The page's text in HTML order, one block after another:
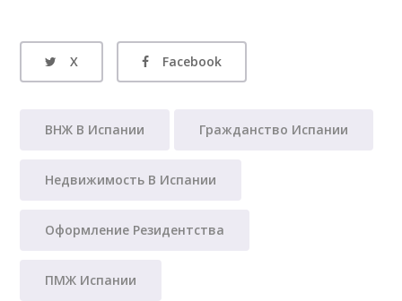
X Facebook
ВНЖ В Испании Гражданство Испании
Недвижимость В Испании
Оформление Резидентства
ПМЖ Испании